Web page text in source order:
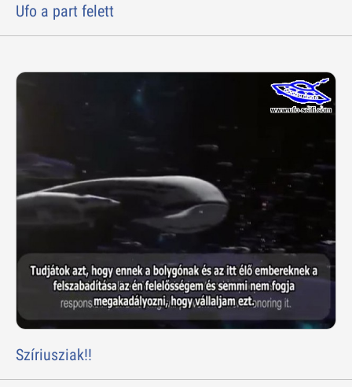
Ufo a part felett
Szíriusziak!!